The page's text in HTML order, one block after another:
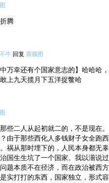
腾
牛回复 索额图
中万幸还有个国家意志的】哈哈哈
上九天揽月下五洋捉鳖哈
些二人从起初就二的，不是现在
由于那些西化人多钱财子女全跑
祸从那时埋下的，人民本身都无
国生生坑了一个国家。我以湔说
题本质不在径济，而在政治被西
实打打的东西，国家独立，形式